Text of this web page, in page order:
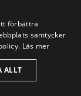
förbättra
samtycker
Läs mer
ALLT